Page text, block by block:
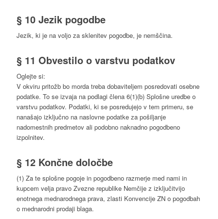
§ 10 Jezik pogodbe
Jezik, ki je na voljo za sklenitev pogodbe, je nemščina.
§ 11 Obvestilo o varstvu podatkov
Oglejte si:
V okviru pritožb bo morda treba dobaviteljem posredovati osebne
podatke. To se izvaja na podlagi člena 6(1)(b) Splošne uredbe o
varstvu podatkov. Podatki, ki se posredujejo v tem primeru, se
nanašajo izključno na naslovne podatke za pošiljanje
nadomestnih predmetov ali podobno naknadno pogodbeno
izpolnitev.
§ 12 Končne določbe
(1) Za te splošne pogoje in pogodbeno razmerje med nami in
kupcem velja pravo Zvezne republike Nemčije z izključitvijo
enotnega mednarodnega prava, zlasti Konvencije ZN o pogodbah
o mednarodni prodaji blaga.